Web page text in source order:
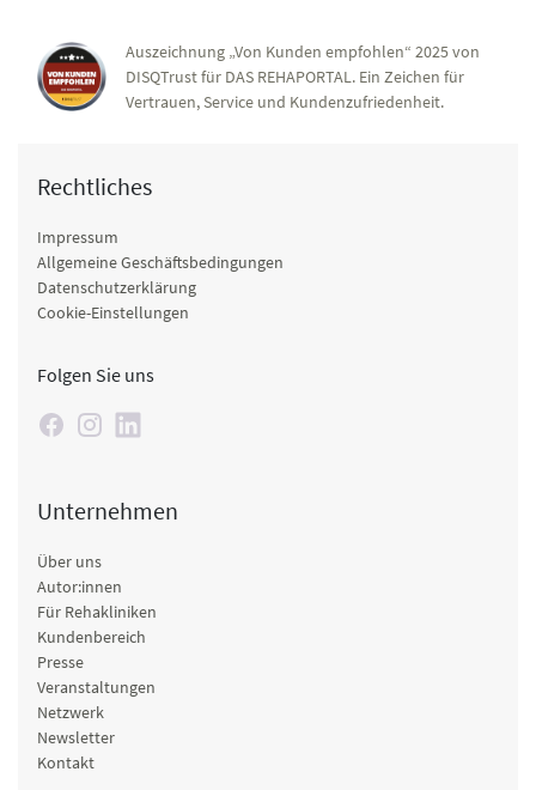
Auszeichnung „Von Kunden empfohlen“ 2025 von
DISQTrust für DAS REHAPORTAL. Ein Zeichen für
Vertrauen, Service und Kundenzufriedenheit.
Rechtliches
Impressum
Allgemeine Geschäftsbedingungen
Datenschutzerklärung
Cookie-Einstellungen
Folgen Sie uns
Unternehmen
Über uns
Autor:innen
Für Rehakliniken
Kundenbereich
Presse
Veranstaltungen
Netzwerk
Newsletter
Kontakt